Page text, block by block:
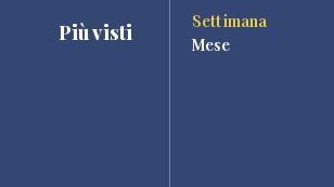
Più visti
Settimana
Mese